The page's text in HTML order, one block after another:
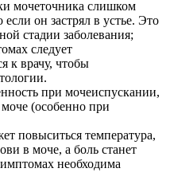
мочеточника слишком
он застрял в устье. Это
стадии заболевания;
следует
к врачу, чтобы
при мочеиспускании,
(особенно при
повыситься температура,
в моче, а боль станет
необходима